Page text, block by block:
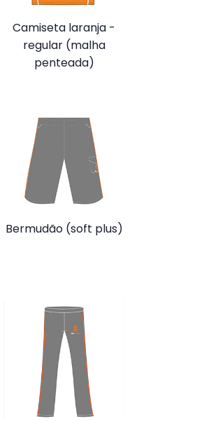
Camiseta laranja -
regular (malha
penteada)
Bermudão (soft plus)